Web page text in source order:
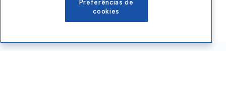
Preferências de
cookies